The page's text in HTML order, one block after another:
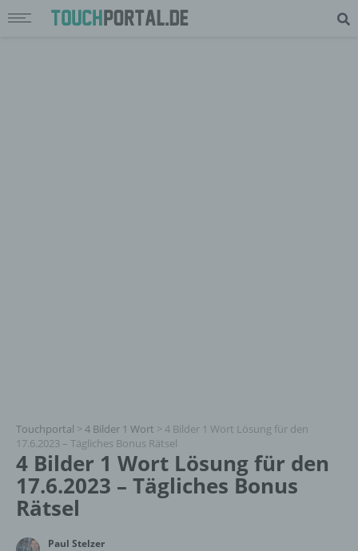
Touchportal > 4 Bilder 1 Wort > 4 Bilder 1 Wort Lösung für den
17.6.2023 – Tägliches Bonus Rätsel
4 Bilder 1 Wort Lösung für den
17.6.2023 – Tägliches Bonus
Rätsel
Paul Stelzer